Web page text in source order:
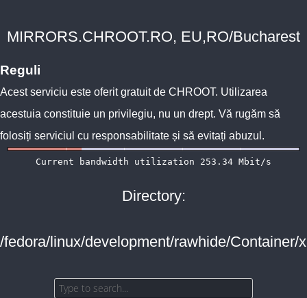
MIRRORS.CHROOT.RO, EU,RO/Bucharest
Reguli
Acest serviciu este oferit gratuit de CHROOT. Utilizarea
acestuia constituie un privilegiu, nu un drept. Vă rugăm să
folosiți serviciul cu responsabilitate și să evitați abuzul.
Directory:
/fedora/linux/development/rawhide/Container/